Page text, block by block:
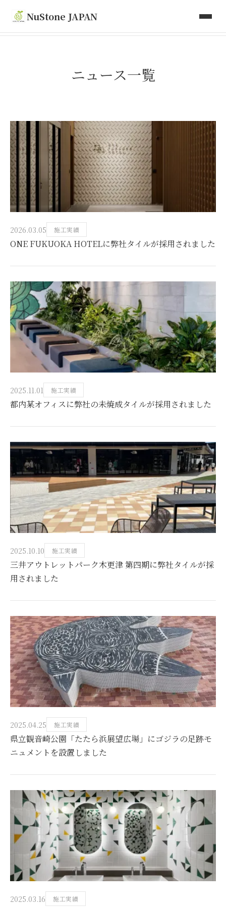
NuStone JAPAN
Toki Artisan Tiles
ニュース一覧
2026.03.05 施工実績
ONE FUKUOKA HOTELに弊社タイルが採用されました
2025.11.01 施工実績
都内某オフィスに弊社の未焼成タイルが採用されました
2025.10.10 施工実績
三井アウトレットパーク木更津 第四期に弊社タイルが採
用されました
2025.04.25 施工実績
県立観音崎公園「たたら浜展望広場」にゴジラの足跡モ
ニュメントを設置しました
2025.03.16 施工実績